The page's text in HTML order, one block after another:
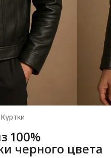
Куртки
100%
черного цвета